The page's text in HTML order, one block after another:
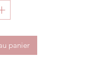
panier